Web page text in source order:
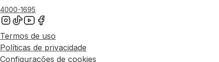
4000-1695
Termos de uso
Políticas de privacidade
Configurações de cookies